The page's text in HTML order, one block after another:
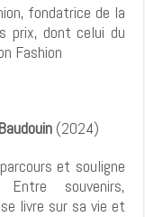
fondatrice de la
prix, dont celui du
Fashion
(2024)
et souligne
souvenirs,
livre sur sa vie et